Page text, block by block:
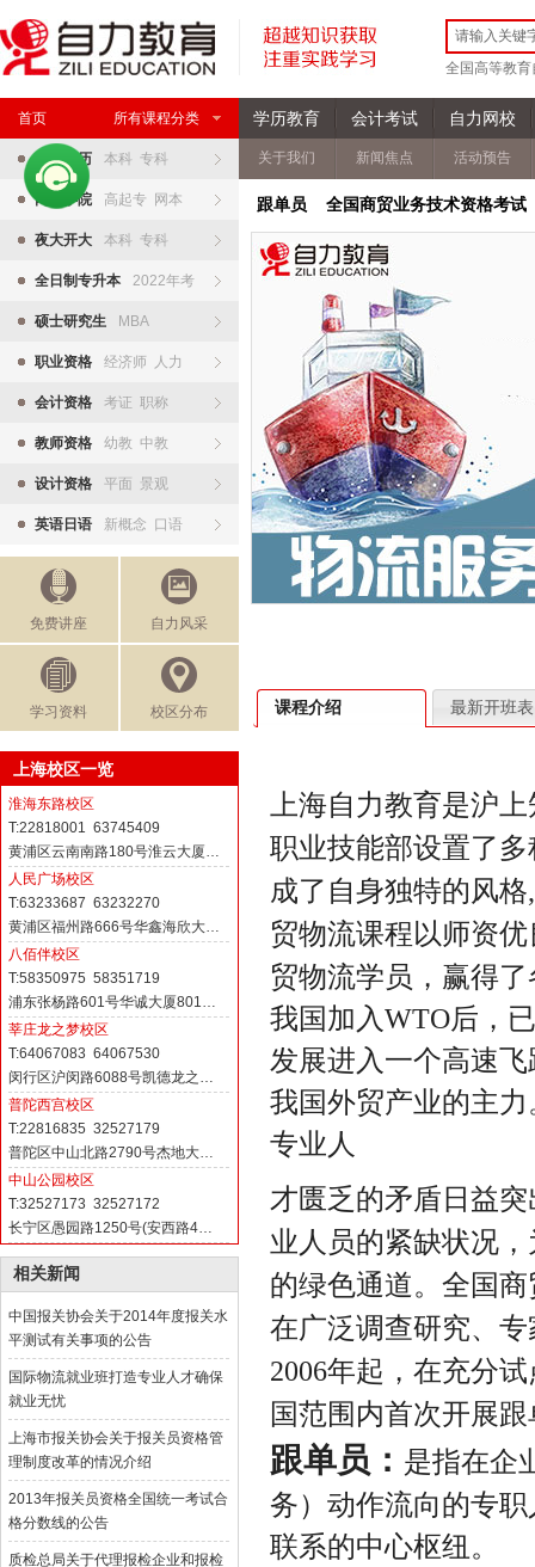
全国高等教
首页 所有课程分类 学历教育 会计考试 自力网校
自考学历 本科 专科
网络学院 高起专 网本
夜大开大 本科 专科
全日制专升本 2022年考
硕士研究生 MBA
职业资格 经济师 人力
会计资格 考证 职称
教师资格 幼教 中教
设计资格 平面 景观
英语日语 新概念 口语
免费讲座 自力风采
学习资料 校区分布
上海校区一览
淮海东路校区
T:22818001 63745409
黄浦区云南南路180号淮云大厦…
人民广场校区
T:63233687 63232270
黄浦区福州路666号华鑫海欣大…
八佰伴校区
T:58350975 58351719
浦东张杨路601号华诚大厦801…
莘庄龙之梦校区
T:64067083 64067530
闵行区沪闵路6088号凯德龙之…
普陀西宫校区
T:22816835 32527179
普陀区中山北路2790号杰地大…
中山公园校区
T:32527173 32527172
长宁区愚园路1250号(安西路4…
相关新闻
中国报关协会关于2014年度报关水
平测试有关事项的公告
国际物流就业班打造专业人才确保
就业无忧
上海市报关协会关于报关员资格管
理制度改革的情况介绍
2013年报关员资格全国统一考试合
格分数线的公告
质检总局关于代理报检企业和报检
关于我们 新闻焦点 活动预告
跟单员 全国商贸业务技术资格考试
课程介绍 最新开班表
上海自力教育是沪
职业技能部设置了
成了自身独特的风格,
贸物流课程以师资
贸物流学员，赢得
我国加入WTO后，
发展进入一个高速
我国外贸产业的主
专业人
才匮乏的矛盾日益
业人员的紧缺状况
的绿色通道。全国
在广泛调查研究、
2006年起，在充分
国范围内首次开展
跟单员： 是指在企
务）动作流向的专
联系的中心枢纽。